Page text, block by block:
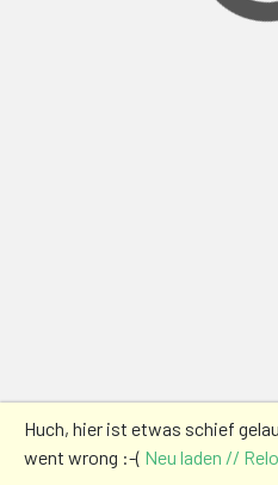
Huch, hier ist etwas schief
went wrong :-( Neu laden //